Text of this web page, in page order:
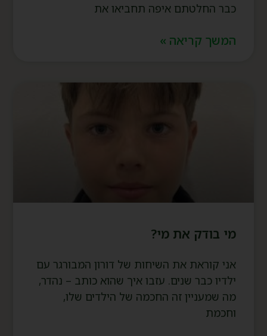
כבר החלטתם איפה תחביאו את
המשך קריאה »
מי בודק את מי?
אני קוראת את השיחות של דורון המבורגר עם
ילדיו כבר שנים. עזבו איך שהוא כותב – נהדר,
מה שמעניין זה החכמה של הילדים שלו,
וחכמת